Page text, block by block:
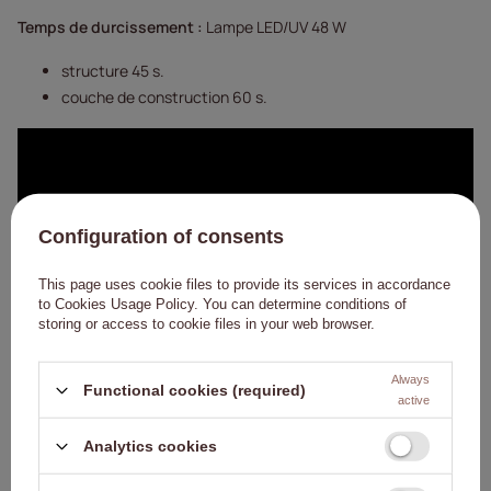
Temps de durcissement : Lampe LED/UV 48 W
structure 45 s.
couche de construction 60 s.
Configuration of consents
This page uses cookie files to provide its services in accordance
to Cookies Usage Policy. You can determine conditions of
storing or access to cookie files in your web browser.
Functional cookies (required)
Always
active
Analytics cookies